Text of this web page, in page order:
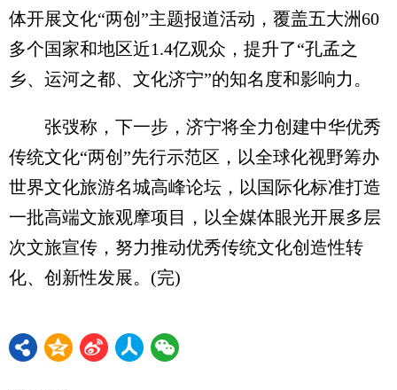
体开展文化“两创”主题报道活动，覆盖五大洲60
多个国家和地区近1.4亿观众，提升了“孔孟之
乡、运河之都、文化济宁”的知名度和影响力。
张弢称，下一步，济宁将全力创建中华优秀
传统文化“两创”先行示范区，以全球化视野筹办
世界文化旅游名城高峰论坛，以国际化标准打造
一批高端文旅观摩项目，以全媒体眼光开展多层
次文旅宣传，努力推动优秀传统文化创造性转
化、创新性发展。(完)